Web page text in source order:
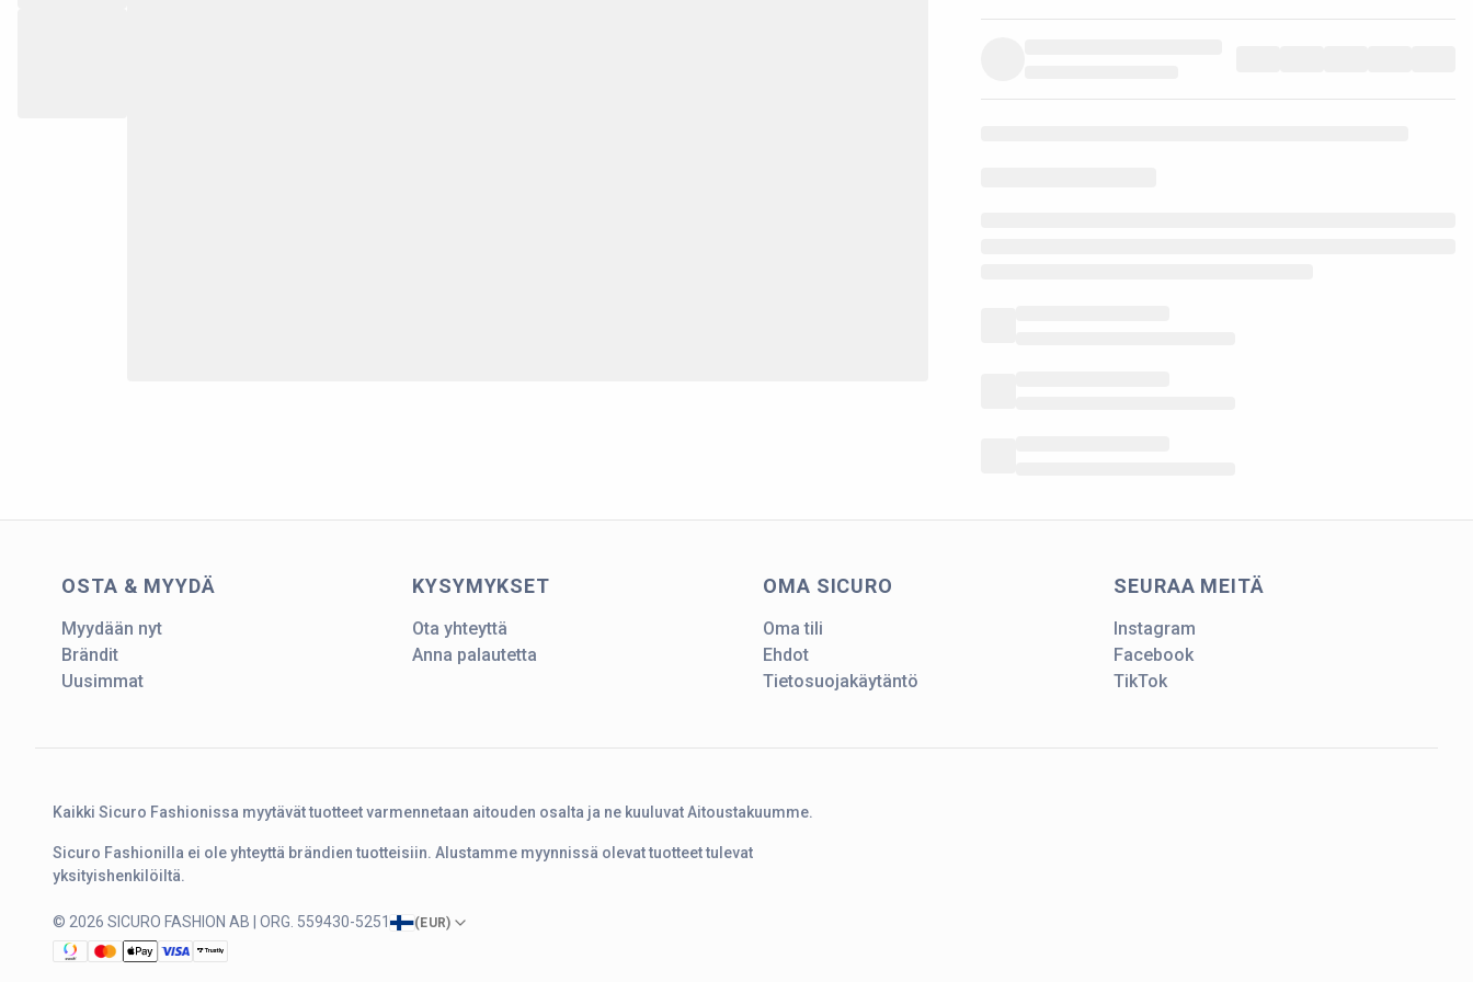
OSTA & MYYDÄ
Myydään nyt
Brändit
Uusimmat
KYSYMYKSET
Ota yhteyttä
Anna palautetta
OMA SICURO
Oma tili
Ehdot
Tietosuojakäytäntö
SEURAA MEITÄ
Instagram
Facebook
TikTok
Kaikki Sicuro Fashionissa myytävät tuotteet varmennetaan aitouden osalta ja ne kuuluvat Aitoustakuumme.
Sicuro Fashionilla ei ole yhteyttä brändien tuotteisiin. Alustamme myynnissä olevat tuotteet tulevat
yksityishenkilöiltä.
© 2026 SICURO FASHION AB | ORG. 559430-5251 ( EUR)